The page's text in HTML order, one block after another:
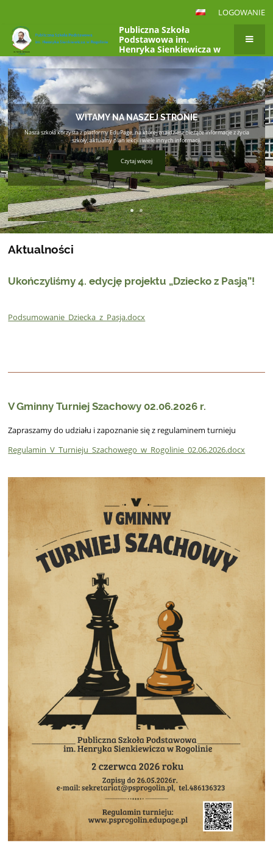
LOGOWANIE
Publiczna Szkoła
Podstawowa im.
Henryka Sienkiewicza w
Rogolinie, Rogolin 4a,
26-807 Radzanów
Strona
główna
WITAMY NA NASZEJ STRONIE
Nasza szkoła korzysta z platformy EduPage, na której znajdziesz bieżące informacje z życia
szkoły, aktualny plan lekcji i wiele innych informacji.
Czytaj więcej
Aktualności
Ukończyliśmy 4. edycję projektu „Dziecko z Pasją”!
Podsumowanie_Dziecka_z_Pasja.docx
V Gminny Turniej Szachowy 02.06.2026 r.
Zapraszamy do udziału i zapoznanie się z regulaminem turnieju
Regulamin_V_Turnieju_Szachowego_w_Rogolinie_02.06.2026.docx